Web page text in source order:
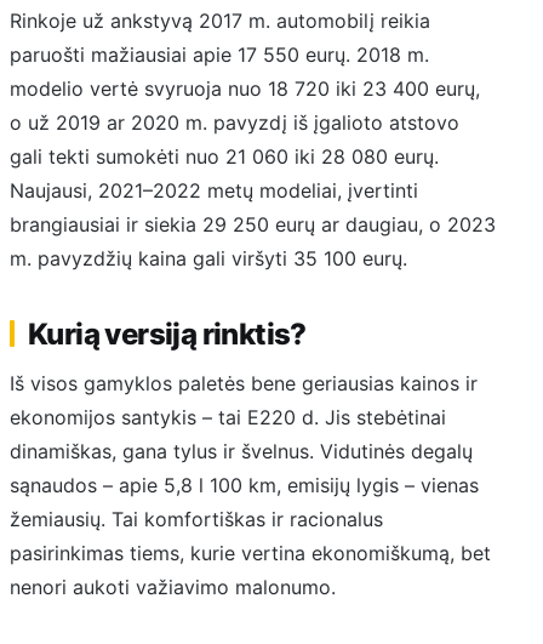
Rinkoje už ankstyvą 2017 m. automobilį reikia
paruošti mažiausiai apie 17 550 eurų. 2018 m.
modelio vertė svyruoja nuo 18 720 iki 23 400 eurų,
o už 2019 ar 2020 m. pavyzdį iš įgalioto atstovo
gali tekti sumokėti nuo 21 060 iki 28 080 eurų.
Naujausi, 2021–2022 metų modeliai, įvertinti
brangiausiai ir siekia 29 250 eurų ar daugiau, o 2023
m. pavyzdžių kaina gali viršyti 35 100 eurų.
Kurią versiją rinktis?
Iš visos gamyklos paletės bene geriausias kainos ir
ekonomijos santykis – tai E220 d. Jis stebėtinai
dinamiškas, gana tylus ir švelnus. Vidutinės degalų
sąnaudos – apie 5,8 l 100 km, emisijų lygis – vienas
žemiausių. Tai komfortiškas ir racionalus
pasirinkimas tiems, kurie vertina ekonomiškumą, bet
nenori aukoti važiavimo malonumo.